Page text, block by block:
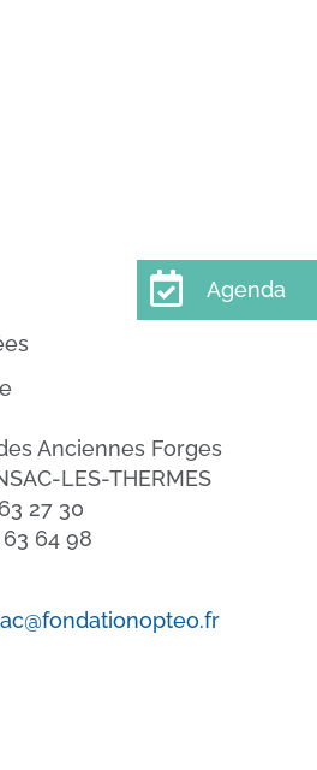
Anciennes Forges
LES-THERMES
27 30
63 64 98
 Agenda